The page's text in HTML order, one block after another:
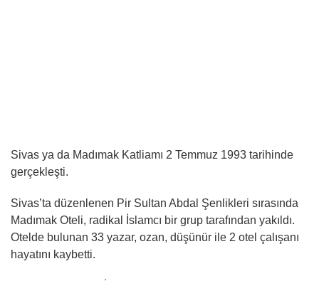
Sivas ya da Madımak Katliamı 2 Temmuz 1993 tarihinde
gerçekleşti.
Sivas’ta düzenlenen Pir Sultan Abdal Şenlikleri sırasında
Madımak Oteli, radikal İslamcı bir grup tarafından yakıldı.
Otelde bulunan 33 yazar, ozan, düşünür ile 2 otel çalışanı
hayatını kaybetti.